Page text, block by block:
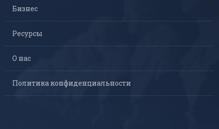
Бизнес
Ресурсы
О нас
Политика конфиденциальности